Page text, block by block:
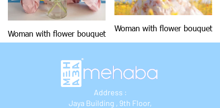
Woman with flower bouquet
Woman with flower bouquet
Address :
Jaya Building , 9th Floor,